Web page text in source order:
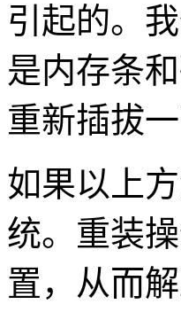
引起的。
是内存条
重新插拔
如果以上
统。重装
置，从而